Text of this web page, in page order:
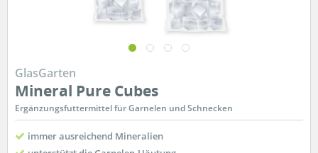
GlasGarten
Mineral Pure Cubes
Ergänzungsfuttermittel für Garnelen und Schnecken
immer ausreichend Mineralien